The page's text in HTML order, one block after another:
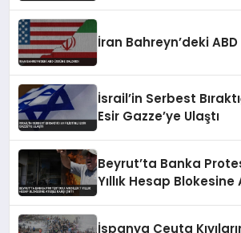
İran Bahreyn’deki ABD
İsrail’in Serbest
Esir Gazze’ye Ulaştı
Beyrut’ta Banka
Yıllık Hesap Blokesine
İspanya Ceuta